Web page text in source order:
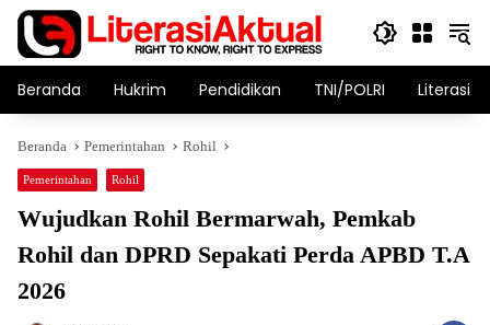
Langsung
konten
Beranda Hukrim Pendidikan TNI/POLRI Literasi
Beranda Pemerintahan Rohil
Pemerintahan Rohil
Wujudkan Rohil Bermarwah, Pemkab
Rohil dan DPRD Sepakati Perda APBD T.A
2026